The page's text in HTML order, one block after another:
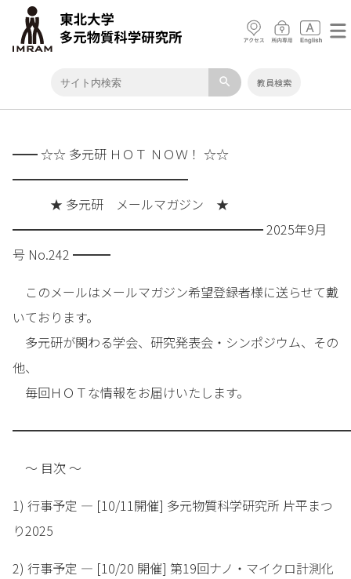
search 教員検索
━━ ☆☆ 多元研 ＨＯＴ ＮＯＷ！ ☆☆
━━━━━━━━━━━━━━
★ 多元研 メールマガジン ★
━━━━━━━━━━━━━━━━━━━━ 2025年9月
号 No.242 ━━━
このメールはメールマガジン希望登録者様に送らせて戴
いております。
多元研が関わる学会、研究発表会・シンポジウム、その
他、
毎回ＨＯＴな情報をお届けいたします。
～ 目次 ～
1) 行事予定 — [10/11開催] 多元物質科学研究所 片平まつ
り2025
2) 行事予定 — [10/20 開催] 第19回ナノ・マイクロ計測化